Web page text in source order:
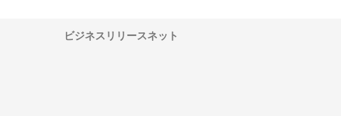
ビジネスリリースネット